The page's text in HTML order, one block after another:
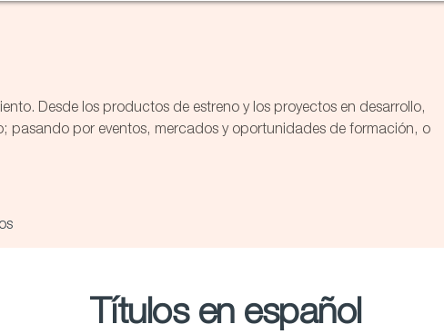
Desde los productos de estreno y los proyectos en desarrollo,
pasando por eventos, mercados y oportunidades de formación, o
Títulos en español